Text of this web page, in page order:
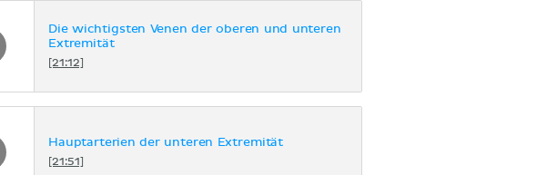
Die wichtigsten Venen der oberen und unteren
Extremität
[21:12]
Hauptarterien der unteren Extremität
[21:51]